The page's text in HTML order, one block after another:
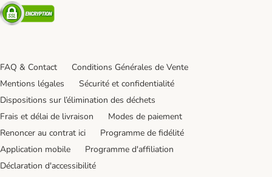
Security
FAQ & Contact
Conditions Générales de Vente
Mentions légales
Sécurité et confidentialité
Dispositions sur l’élimination des déchets
Frais et délai de livraison
Modes de paiement
Renoncer au contrat ici
Programme de fidélité
Application mobile
Programme d'affiliation
Déclaration d'accessibilité